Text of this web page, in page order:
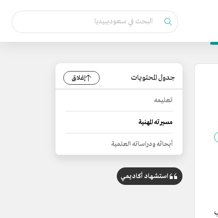
جدول المحتويات إغلاق
تعليمه
مسيرته المهنية
أبحاثه ودراساته العلمية
استشهاد أكاديمي